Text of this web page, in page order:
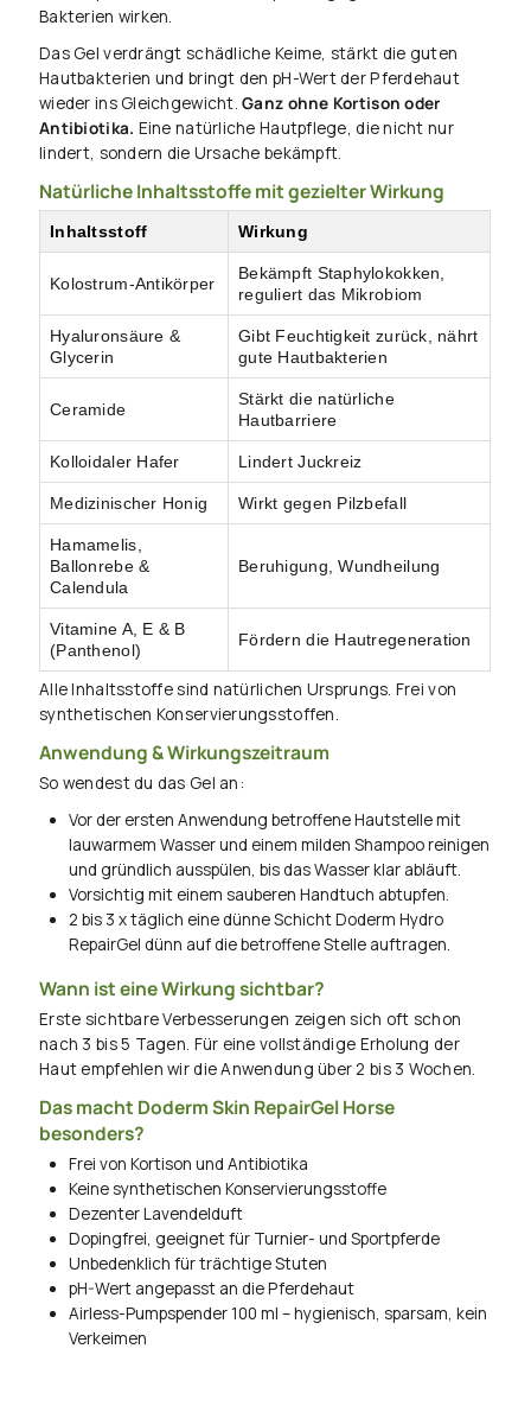
Bakterien wirken.
Das Gel verdrängt schädliche Keime, stärkt die guten
Hautbakterien und bringt den pH-Wert der Pferdehaut
wieder ins Gleichgewicht.Ganz ohne Kortison oder
Antibiotika. Eine natürliche Hautpflege, die nicht nur
lindert, sondern die Ursache bekämpft.
Natürliche Inhaltsstoffe mit gezielter Wirkung
Inhaltsstoff Wirkung
Kolostrum-Antikörper
Bekämpft Staphylokokken,
reguliert das Mikrobiom
Hyaluronsäure &
Glycerin
Gibt Feuchtigkeit zurück, nährt
gute Hautbakterien
Ceramide
Stärkt die natürliche
Hautbarriere
Kolloidaler Hafer Lindert Juckreiz
Medizinischer Honig Wirkt gegen Pilzbefall
Hamamelis,
Ballonrebe &
Calendula
Beruhigung, Wundheilung
Vitamine A, E & B
(Panthenol)
Fördern die Hautregeneration
Alle Inhaltsstoffe sind natürlichen Ursprungs. Frei von
synthetischen Konservierungsstoffen.
Anwendung & Wirkungszeitraum
So wendest du das Gel an:
Vor der ersten Anwendung betroffene Hautstelle mit
lauwarmem Wasser und einem milden Shampoo reinigen
und gründlich ausspülen, bis das Wasser klar abläuft.
Vorsichtig mit einem sauberen Handtuch abtupfen.
2 bis 3 x täglich eine dünne Schicht Doderm Hydro
RepairGel dünn auf die betroffene Stelle auftragen.
Wann ist eine Wirkung sichtbar?
Erste sichtbare Verbesserungen zeigen sich oft schon
nach 3 bis 5 Tagen. Für eine vollständige Erholung der
Haut empfehlen wir die Anwendung über 2 bis 3 Wochen.
Das macht Doderm Skin RepairGel Horse
besonders?
Frei von Kortison und Antibiotika
Keine synthetischen Konservierungsstoffe
Dezenter Lavendelduft
Dopingfrei, geeignet für Turnier- und Sportpferde
Unbedenklich für trächtige Stuten
pH-Wert angepasst an die Pferdehaut
Airless-Pumpspender 100 ml – hygienisch, sparsam, kein
Verkeimen